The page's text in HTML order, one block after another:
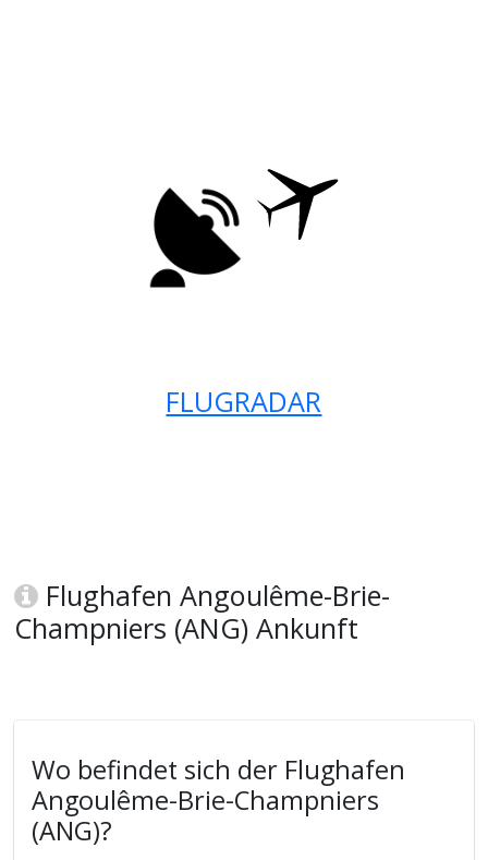
FLUGRADAR
Flughafen Angoulême-Brie-
Champniers (ANG) Ankunft
Wo befindet sich der Flughafen
Angoulême-Brie-Champniers
(ANG)?